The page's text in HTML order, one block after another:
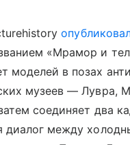
«Мрамор и
моделей в позах
музеев — Лувра,
соединяет два
диалог между